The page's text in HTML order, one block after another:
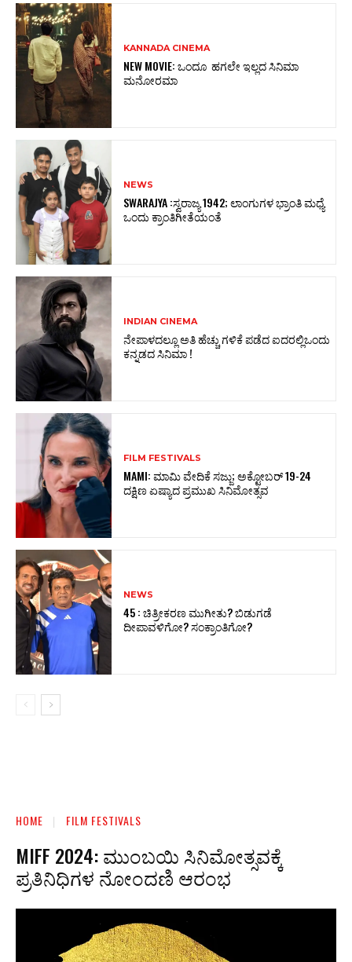
KANNADA CINEMA
NEW MOVIE: ಒಂದೂ ಹಗಲೇ ಇಲ್ಲದ ಸಿನಿಮಾ
ಮನೋರಮಾ
NEWS
SWARAJYA :ಸ್ವರಾಜ್ಯ 1942; ಲಾಂಗುಗಳ ಭ್ರಾಂತಿ ಮಧ್ಯೆ
ಒಂದು ಕ್ರಾಂತಿಗೀತೆಯಂತೆ
INDIAN CINEMA
ನೇಪಾಳದಲ್ಲೂ ಅತಿ ಹೆಚ್ಚು ಗಳಿಕೆ ಪಡೆದ ಐದರಲ್ಲಿಒಂದು
ಕನ್ನಡದ ಸಿನಿಮಾ !
FILM FESTIVALS
MAMI: ಮಾಮಿ ವೇದಿಕೆ ಸಜ್ಜು; ಅಕ್ಟೋಬರ್‌ 19-24
ದಕ್ಷಿಣ ಏಷ್ಯಾದ ಪ್ರಮುಖ ಸಿನಿಮೋತ್ಸವ
NEWS
45 : ಚಿತ್ರೀಕರಣ ಮುಗೀತು? ಬಿಡುಗಡೆ
ದೀಪಾವಳಿಗೋ? ಸಂಕ್ರಾಂತಿಗೋ?